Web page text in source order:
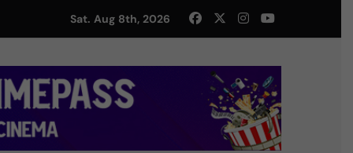
Sat. Aug 8th, 2026